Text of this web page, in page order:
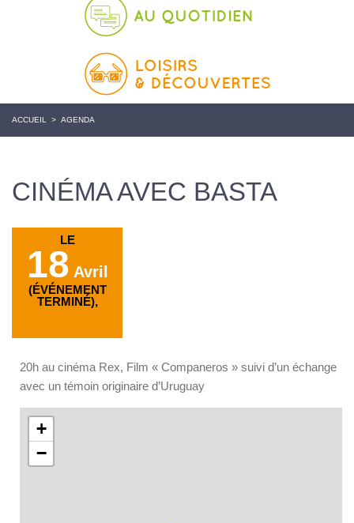
ACCUEIL > AGENDA
CINÉMA AVEC BASTA
LE
18 Avril
(ÉVÉNEMENT
TERMINÉ),
20h au cinéma Rex, Film « Companeros » suivi d’un échange
avec un témoin originaire d’Uruguay
+
−